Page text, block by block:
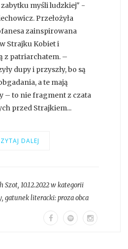
myśli ludzkiej" -
Przełożyła
zainspirowana
Strajku Kobiet i
z patriarchatem. –
dupy i przyszły, bo są
a te mają
– to nie fragment z czata
przed Strajkiem...
DALEJ
Szot, 10.12.2022 w kategorii
, gatunek literacki:proza obca